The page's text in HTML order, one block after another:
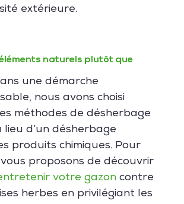
extérieure.
naturels plutôt que
une démarche
nous avons choisi
méthodes de désherbage
lieu d’un désherbage
produits chimiques. Pour
proposons de découvrir
votre gazoncontre
herbes en privilégiant les